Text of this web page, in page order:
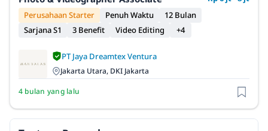
Perusahaan Starter
Penuh Waktu
12 Bulan
Sarjana S1
3 Benefit Video Editing +4
PT Jaya Dreamtex Ventura
Jakarta Utara, DKI Jakarta
4 bulan yang lalu